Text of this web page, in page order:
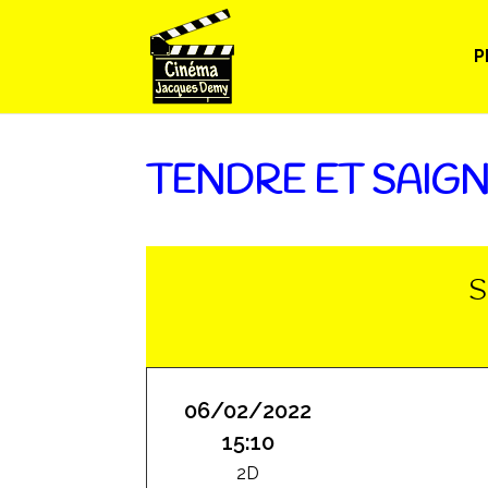
TENDRE ET
06/02/2022
15:10
2D